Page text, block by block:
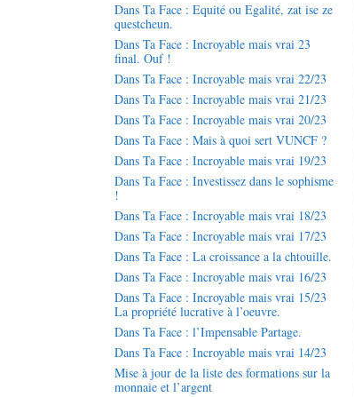
Dans Ta Face : Equité ou Egalité, zat ise ze
questcheun.
Dans Ta Face : Incroyable mais vrai 23
final. Ouf !
Dans Ta Face : Incroyable mais vrai 22/23
Dans Ta Face : Incroyable mais vrai 21/23
Dans Ta Face : Incroyable mais vrai 20/23
Dans Ta Face : Mais à quoi sert VUNCF ?
Dans Ta Face : Incroyable mais vrai 19/23
Dans Ta Face : Investissez dans le sophisme
!
Dans Ta Face : Incroyable mais vrai 18/23
Dans Ta Face : Incroyable mais vrai 17/23
Dans Ta Face : La croissance a la chtouille.
Dans Ta Face : Incroyable mais vrai 16/23
Dans Ta Face : Incroyable mais vrai 15/23
La propriété lucrative à l’oeuvre.
Dans Ta Face : l’Impensable Partage.
Dans Ta Face : Incroyable mais vrai 14/23
Mise à jour de la liste des formations sur la
monnaie et l’argent